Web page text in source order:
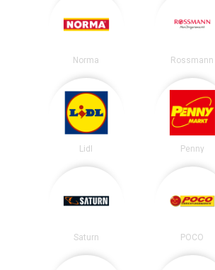
Norma Rossmann
Lidl Penny
Saturn POCO